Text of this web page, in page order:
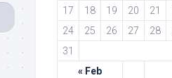
« Feb
17
18 19 20 21
24
25 26 27 28
31